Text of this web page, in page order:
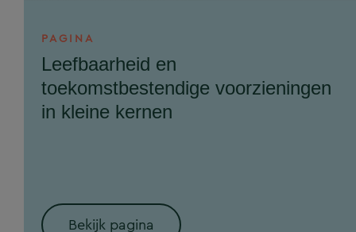
PAGINA
Leefbaarheid en
toekomstbestendige voorzieningen
in kleine kernen
Bekijk pagina